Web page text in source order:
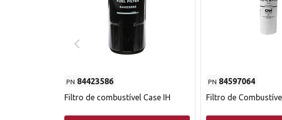
PN 84423586
Filtro de combustível Case IH
PN 84597064
Filtro de